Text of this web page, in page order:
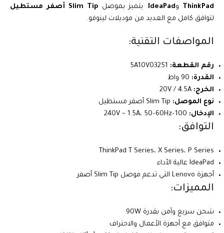
ThinkPad وIdeaPad. يتميز بموصل Slim Tip أصفر مستطيل
لتوافق كامل مع العديد من موديلات لينوفو.
المواصفات التقنية:
رقم القطعة:
القدرة:
الخرج:
نوع الموصل:
الإدخال:
التوافق:
ThinkPad T Series، X Series، P Series
IdeaPad عالية الأداء
أجهزة Lenovo التي تدعم موصل Slim Tip أصفر
المميزات:
شحن سريع وآمن بقدرة 90W
متوافق مع أجهزة الأعمال والاحتراف